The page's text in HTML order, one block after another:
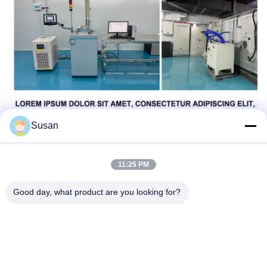
ট্যাগ: ইএমএস বডি স্কাল্পটিং মেশিন ইএমএস পেশী উদ্দীপক মেশিন
Susan
11:25 PM
Good day, what product are you looking for?